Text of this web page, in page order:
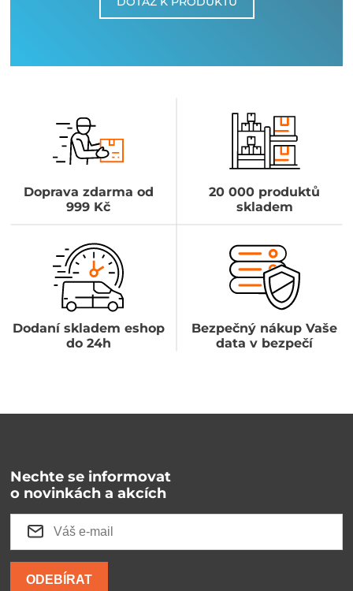
Doprava zdarma od
999 Kč
20 000 produktů
skladem
Dodaní skladem eshop
do 24h
Bezpečný nákup Vaše
data v bezpečí
Nechte se informovat
o novinkách a akcích
ODEBÍRAT